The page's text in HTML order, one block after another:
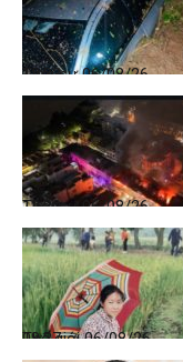
Thời sự
06/08/26, 12:33
Thời sự
06/08/26, 12:30
Thế giới
06/08/26, 08:27